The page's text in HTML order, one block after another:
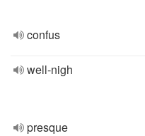
confus
well-nigh
presque